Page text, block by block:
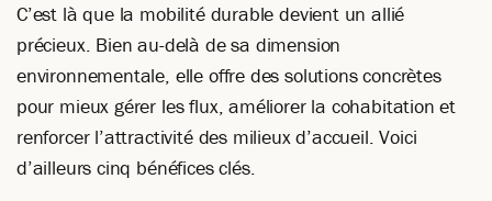
C’est là que la mobilité durable devient un allié
précieux. Bien au-delà de sa dimension
environnementale, elle offre des solutions concrètes
pour mieux gérer les flux, améliorer la cohabitation et
renforcer l’attractivité des milieux d’accueil. Voici
d’ailleurs cinq bénéfices clés.